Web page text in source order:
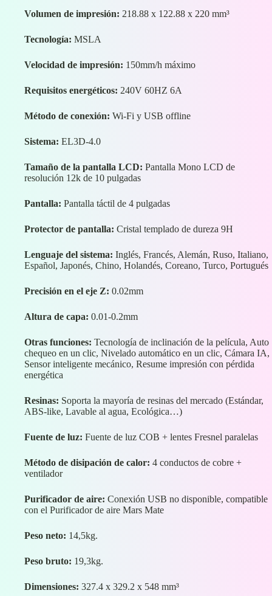
Volumen de impresión: 218.88 x 122.88 x 220 mm³
Tecnología: MSLA
Velocidad de impresión: 150mm/h máximo
Requisitos energéticos: 240V 60HZ 6A
Método de conexión: Wi-Fi y USB offline
Sistema: EL3D-4.0
Tamaño de la pantalla LCD: Pantalla Mono LCD de
resolución 12k de 10 pulgadas
Pantalla: Pantalla táctil de 4 pulgadas
Protector de pantalla: Cristal templado de dureza 9H
Lenguaje del sistema: Inglés, Francés, Alemán, Ruso, Italiano,
Español, Japonés, Chino, Holandés, Coreano, Turco, Portugués
Precisión en el eje Z: 0.02mm
Altura de capa: 0.01-0.2mm
Otras funciones: Tecnología de inclinación de la película, Auto
chequeo en un clic, Nivelado automático en un clic, Cámara IA,
Sensor inteligente mecánico, Resume impresión con pérdida
energética
Resinas: Soporta la mayoría de resinas del mercado (Estándar,
ABS-like, Lavable al agua, Ecológica…)
Fuente de luz: Fuente de luz COB + lentes Fresnel paralelas
Método de disipación de calor: 4 conductos de cobre +
ventilador
Purificador de aire: Conexión USB no disponible, compatible
con el Purificador de aire Mars Mate
Peso neto: 14,5kg.
Peso bruto: 19,3kg.
Dimensiones: 327.4 x 329.2 x 548 mm³